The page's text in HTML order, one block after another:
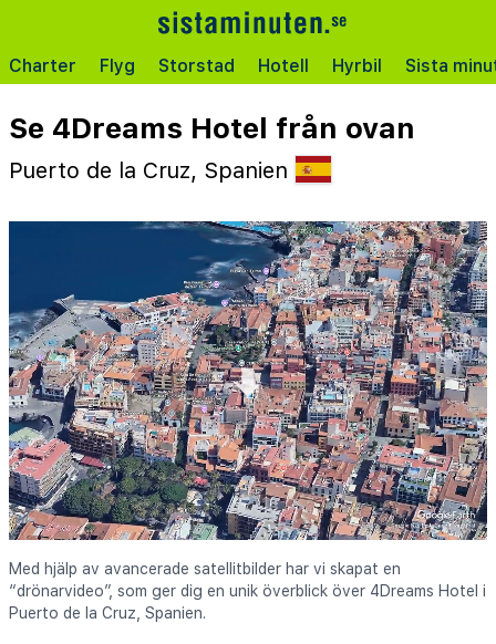
Charter Flyg Storstad Hotell Hyrbil Sista
Se 4Dreams Hotel från ovan
Puerto de la Cruz, Spanien
Med hjälp av avancerade satellitbilder har vi skapat en
“drönarvideo”, som ger dig en unik överblick över 4Dreams Hotel i
Puerto de la Cruz, Spanien.